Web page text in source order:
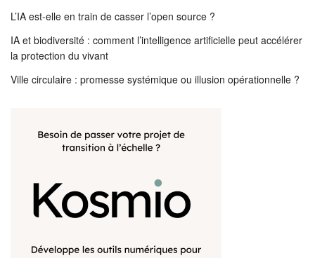
L’IA est-elle en train de casser l’open source ?
IA et biodiversité : comment l’intelligence artificielle peut accélérer
la protection du vivant
Ville circulaire : promesse systémique ou illusion opérationnelle ?